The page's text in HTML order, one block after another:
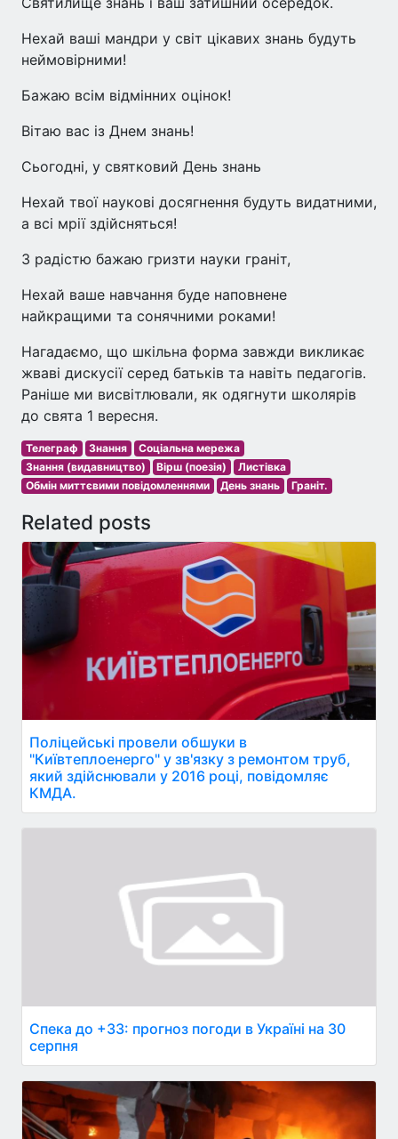
Нехай ваші мандри у світ цікавих знань будуть
неймовірними!
Бажаю всім відмінних оцінок!
Вітаю вас із Днем знань!
Сьогодні, у святковий День знань
Нехай твої наукові досягнення будуть видатними,
а всі мрії здійсняться!
З радістю бажаю гризти науки граніт,
Нехай ваше навчання буде наповнене
найкращими та сонячними роками!
Нагадаємо, що шкільна форма завжди викликає
жваві дискусії серед батьків та навіть педагогів.
Раніше ми висвітлювали, як одягнути школярів
до свята 1 вересня.
Телеграф Знання
Соціальна мережа
Знання (видавництво)
Вірш (поезія)
Листівка
Обмін миттєвими повідомленнями
День знань Граніт.
Related posts
Поліцейські провели обшуки в
"Київтеплоенерго" у зв'язку з ремонтом труб,
який здійснювали у 2016 році, повідомляє
КМДА.
Спека до +33: прогноз погоди в Україні на 30
серпня